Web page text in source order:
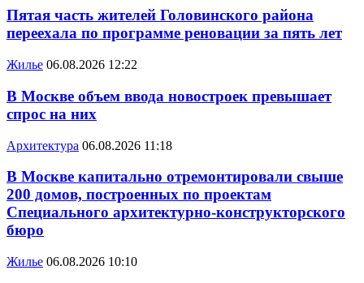
Пятая часть жителей Головинского района
переехала по программе реновации за пять лет
Жилье 06.08.2026 12:22
В Москве объем ввода новостроек превышает
спрос на них
Архитектура 06.08.2026 11:18
В Москве капитально отремонтировали свыше
200 домов, построенных по проектам
Специального архитектурно-конструкторского
бюро
Жилье 06.08.2026 10:10